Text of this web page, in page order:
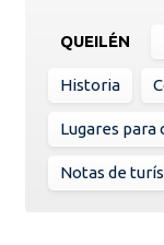
QUEILÉN
Historia
Lugares para
Notas de